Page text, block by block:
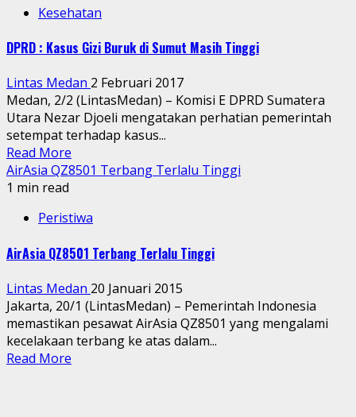
Kesehatan
DPRD : Kasus Gizi Buruk di Sumut Masih Tinggi
Lintas Medan 2 Februari 2017
Medan, 2/2 (LintasMedan) – Komisi E DPRD Sumatera
Utara Nezar Djoeli mengatakan perhatian pemerintah
setempat terhadap kasus...
Read More
AirAsia QZ8501 Terbang Terlalu Tinggi
1 min read
Peristiwa
AirAsia QZ8501 Terbang Terlalu Tinggi
Lintas Medan 20 Januari 2015
Jakarta, 20/1 (LintasMedan) – Pemerintah Indonesia
memastikan pesawat AirAsia QZ8501 yang mengalami
kecelakaan terbang ke atas dalam...
Read More